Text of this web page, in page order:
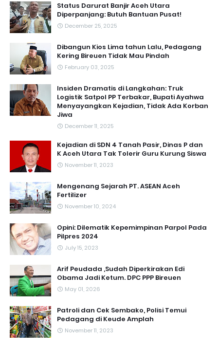
Status Darurat Banjir Aceh Utara
Diperpanjang: Butuh Bantuan Pusat!
December 25, 2025
Dibangun Kios Lima tahun Lalu, Pedagang
Kering Bireuen Tidak Mau Pindah
February 03, 2025
Insiden Dramatis di Langkahan: Truk
Logistik Satpol PP Terbakar, Bupati Ayahwa
Menyayangkan Kejadian, Tidak Ada Korban
Jiwa
December 11, 2025
Kejadian di SDN 4 Tanah Pasir, Dinas P dan
K Aceh Utara Tak Tolerir Guru Kurung Siswa
November 11, 2023
Mengenang Sejarah PT. ASEAN Aceh
Fertilizer
November 10, 2024
Opini: Dilematik Kepemimpinan Parpol Pada
Pilpres 2024
July 15, 2023
Arif Peudada ,Sudah Diperkirakan Edi
Obama Jadi Ketum. DPC PPP Bireuen
May 01, 2026
Patroli dan Cek Sembako, Polisi Temui
Pedagang di Keude Amplah
November 11, 2023